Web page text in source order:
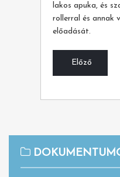
lakos apuka, és
rollerral és annak
előadását.
Előző